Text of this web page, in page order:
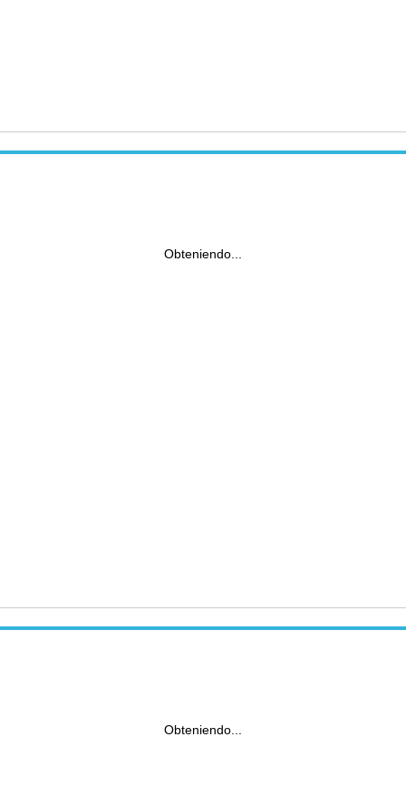
Obteniendo...
Obteniendo...